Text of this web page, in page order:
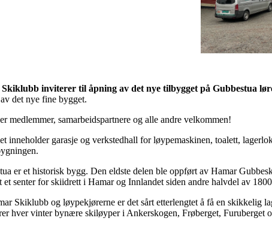
inviterer til åpning av det nye tilbygget på Gubbestua
det nye fine bygget.
medlemmer, samarbeidspartnere og alle andre velkommen!
inneholder garasje og verkstedhall for løypemaskinen, toalett,
er et historisk bygg. Den eldste delen ble oppført av Hamar
senter for skiidrett i Hamar og Innlandet siden andre halvdel av
Skiklubb og løypekjørerne er det sårt etterlengtet å få en skikkelig
hver vinter bynære skiløyper i Ankerskogen, Frøberget, Furuberget